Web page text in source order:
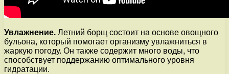
Увлажнение. Летний борщ состоит на основе овощного
бульона, который помогает организму увлажниться в
жаркую погоду. Он также содержит много воды, что
способствует поддержанию оптимального уровня
гидратации.